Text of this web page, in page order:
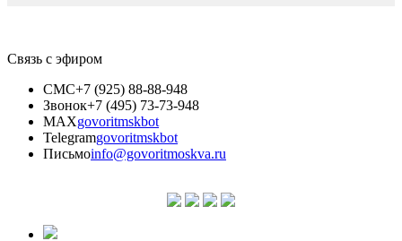
Связь с эфиром
СМС+7 (925) 88-88-948
Звонок+7 (495) 73-73-948
MAXgovoritmskbot
Telegramgovoritmskbot
Письмоinfo@govoritmoskva.ru